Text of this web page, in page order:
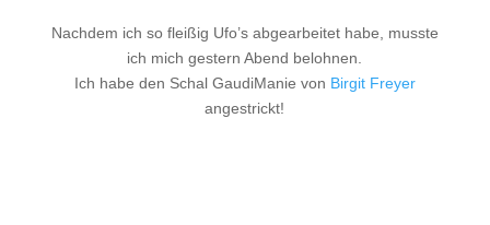
Nachdem ich so fleißig Ufo’s abgearbeitet habe, musste
ich mich gestern Abend belohnen.
Ich habe den Schal GaudiManie von Birgit Freyer
angestrickt!